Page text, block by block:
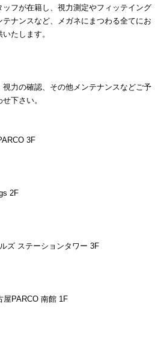
フが在籍し、視力測定やフィッテイング
テナンスなど、メガネにまつわる全てにお
たします。
力の確認、その他メンテナンスなどご予
下さい。
3F
2F
ズ ステーションタワー 3F
屋PARCO 南館 1F